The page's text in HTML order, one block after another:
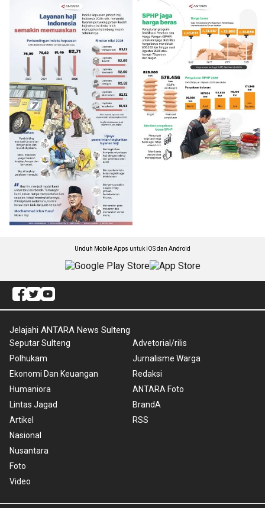
Unduh Mobile Apps untuk iOS dan Android
Jelajahi ANTARA News Sulteng
Seputar Sulteng
Polhukam
Ekonomi Dan Keuangan
Humaniora
Lintas Jagad
Artikel
Nasional
Nusantara
Foto
Video
Advetorial/rilis
Jurnalisme Warga
Redaksi
ANTARA Foto
BrandA
RSS